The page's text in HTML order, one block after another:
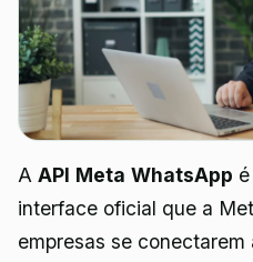
A API Meta WhatsApp
interface oficial que a
empresas se